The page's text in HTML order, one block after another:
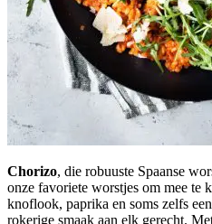
Chorizo, die robuuste Spaanse
onze favoriete worstjes om mee te
knoflook, paprika en soms zelfs
rokerige smaak aan elk gerecht.